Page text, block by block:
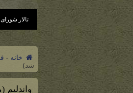
تالار
خانه -
شد)